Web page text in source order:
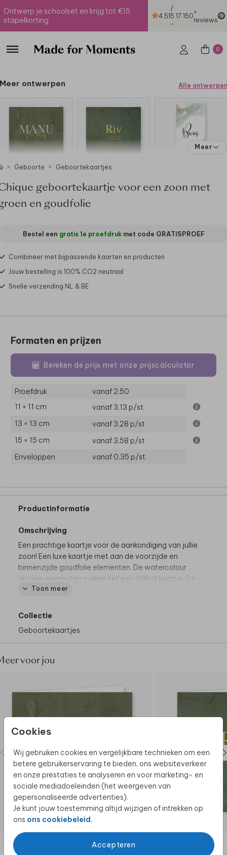
Ontwerp je schoolset en krijg tot €15
stapelkorting
4.51
/
5
-
17.150+
reviews
0
Cookies
Wij gebruiken cookies en vergelijkbare technieken om een
betere gebruikerservaring te bieden, ons websiteverkeer
en onze prestaties te analyseren en voor marketing- en
sociale mediadoeleinden (het weergeven van
gepersonaliseerde advertenties).
Je kunt jouw toestemming altijd wijzigen of intrekken op
ons ons cookiebeleid.
Accepteren
Meer ontwerpen Alle ontwerpen
Meer
Geboorte Geboortekaartjes
geboortekaartje voor een zoon met
en goudfolie
Bestel een gratis 1e proefdrukmet code GRATISPROEF
Combineer met bijpassende kaarten en producten
Jouw bestelling is 100% CO2 neutraal
Snelle verzending NL & BE
Formaten en prijzen
Bereken de prijs met onze prijscalculator
Proefdruk
vanaf 2,50
11 × 11 cm
vanaf 3,13 p/st
13 × 13 cm
vanaf 3,28 p/st
15 × 15 cm
vanaf 3,58 p/st
Enveloppen
vanaf 0,35 p/st
Productinformatie
Omschrijving
Een prachtige kaartje voor de aankondiging van jullie
zoon! Een luxe kaartje met aan de voorzijde en
binnenzijde goudfolie elementen. De watercolour
groene elementen maken het een stijlvol kaartje. De
folie-elementen kunnen gemakkelijk worden
Toon meer
Collectie
Geboortekaartjes
voor jou